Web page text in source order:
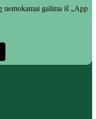
nemokamai galima iš „App